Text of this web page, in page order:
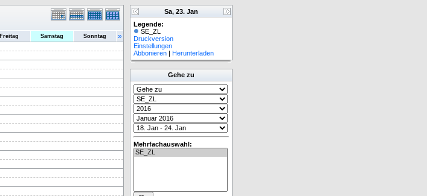
Freitag Samstag Sonntag »
Sa, 23. Jan
Legende:
SE_ZL
Druckversion
Einstellungen
Abbonieren | Herunterladen
Gehe zu
Mehrfachauswahl: